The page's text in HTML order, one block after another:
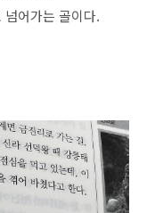
넘어가는 골이다.